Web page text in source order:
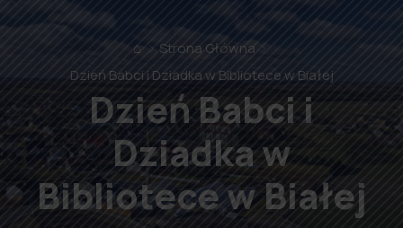
⌂
Strona Główna
Dzień Babci i Dziadka w Bibliotece w Białej
Dzień Babci i
Dziadka w
Bibliotece w Białej